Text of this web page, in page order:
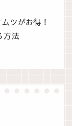
ツがお得！
方法